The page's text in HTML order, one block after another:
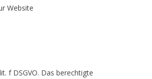
Website
f DSGVO. Das berechtigte